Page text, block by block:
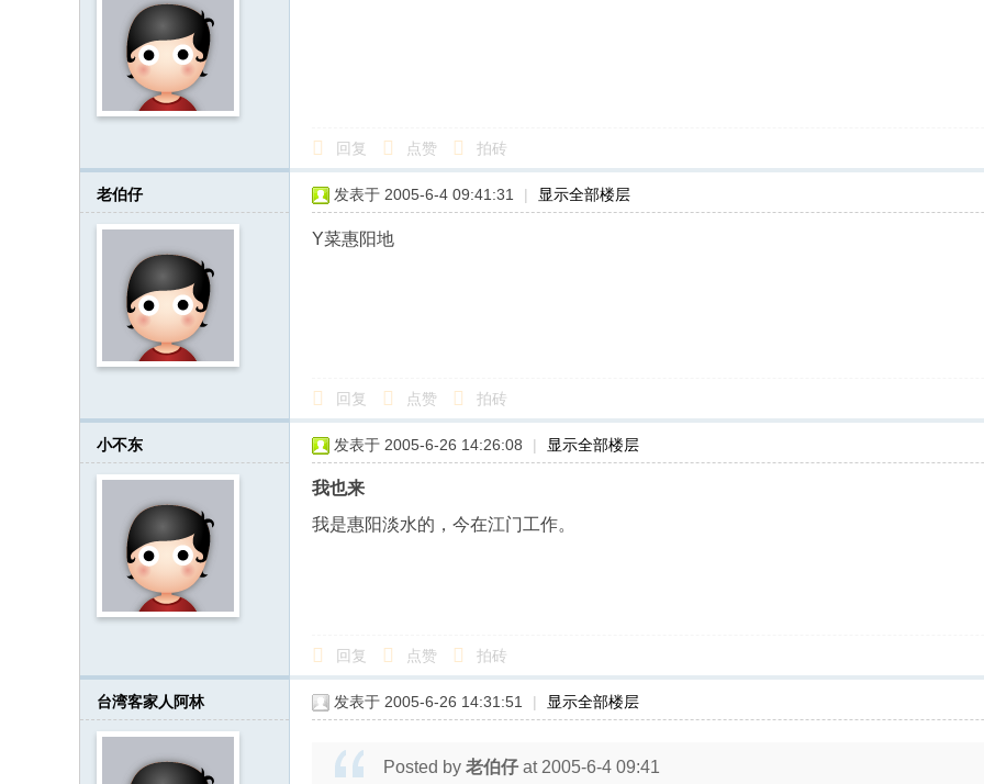
回复 点赞 拍砖
老伯仔 发表于 2005-6-4 09:41:31 | 显示全部楼层
Y菜惠阳地
回复 点赞 拍砖
小不东 发表于 2005-6-26 14:26:08 | 显示全部楼层
我也来
我是惠阳淡水的，今在江门工作。
回复 点赞 拍砖
台湾客家人阿林 发表于 2005-6-26 14:31:51 | 显示全部楼层
Posted by 老伯仔 at 2005-6-4 09:41